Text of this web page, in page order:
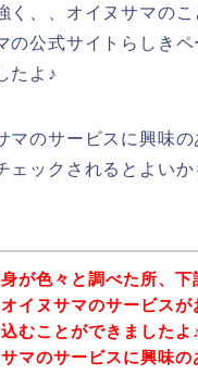
く、、オイヌサマのこ
の公式サイトらしきペ
たよ♪
マのサービスに興味
ェックされるとよい
が色々と調べた所、下
オイヌサマのサービス
むことができましたよ
マのサービスに興味の